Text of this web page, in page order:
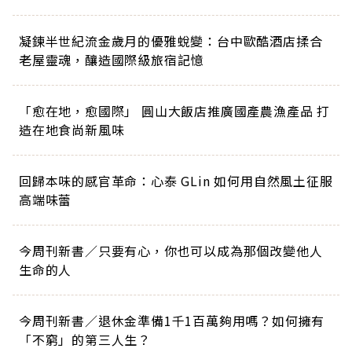
凝鍊半世紀流金歲月的優雅蛻變：台中歐酷酒店揉合
老屋靈魂，釀造國際級旅宿記憶
「愈在地，愈國際」 圓山大飯店推廣國產農漁產品 打
造在地食尚新風味
回歸本味的感官革命：心泰 GLin 如何用自然風土征服
高端味蕾
今周刊新書／只要有心，你也可以成為那個改變他人
生命的人
今周刊新書／退休金準備1千1百萬夠用嗎？如何擁有
「不窮」的第三人生？